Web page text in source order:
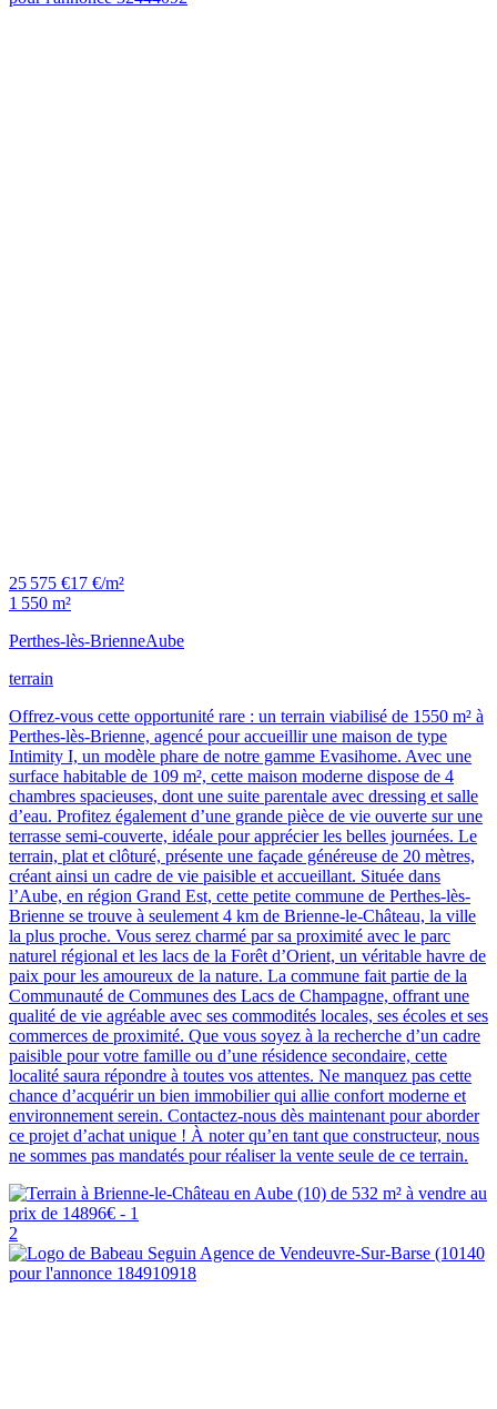
25 575 €17 €/m²
1 550 m²
Perthes-lès-BrienneAube
terrain
Offrez-vous cette opportunité rare : un terrain viabilisé de 1550 m² à
Perthes-lès-Brienne, agencé pour accueillir une maison de type
Intimity I, un modèle phare de notre gamme Evasihome. Avec une
surface habitable de 109 m², cette maison moderne dispose de 4
chambres spacieuses, dont une suite parentale avec dressing et salle
d’eau. Profitez également d’une grande pièce de vie ouverte sur une
terrasse semi-couverte, idéale pour apprécier les belles journées. Le
terrain, plat et clôturé, présente une façade généreuse de 20 mètres,
créant ainsi un cadre de vie paisible et accueillant. Située dans
l’Aube, en région Grand Est, cette petite commune de Perthes-lès-
Brienne se trouve à seulement 4 km de Brienne-le-Château, la ville
la plus proche. Vous serez charmé par sa proximité avec le parc
naturel régional et les lacs de la Forêt d’Orient, un véritable havre de
paix pour les amoureux de la nature. La commune fait partie de la
Communauté de Communes des Lacs de Champagne, offrant une
qualité de vie agréable avec ses commodités locales, ses écoles et ses
commerces de proximité. Que vous soyez à la recherche d’un cadre
paisible pour votre famille ou d’une résidence secondaire, cette
localité saura répondre à toutes vos attentes. Ne manquez pas cette
chance d’acquérir un bien immobilier qui allie confort moderne et
environnement serein. Contactez-nous dès maintenant pour aborder
ce projet d’achat unique ! À noter qu’en tant que constructeur, nous
ne sommes pas mandatés pour réaliser la vente seule de ce terrain.
2